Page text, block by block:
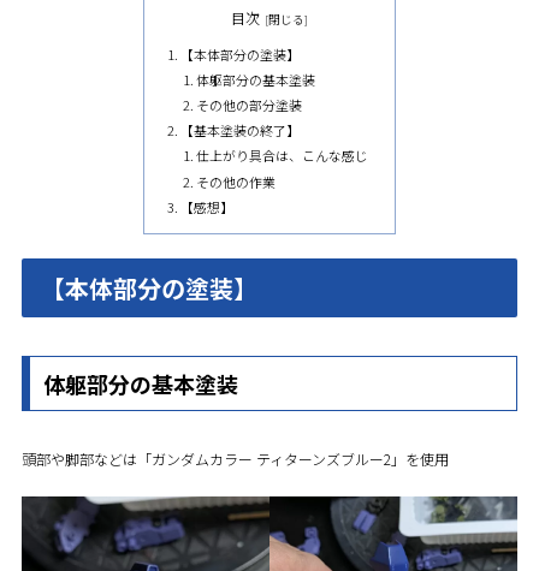
目次
【本体部分の塗装】
体躯部分の基本塗装
その他の部分塗装
【基本塗装の終了】
仕上がり具合は、こんな感じ
その他の作業
【感想】
【本体部分の塗装】
体躯部分の基本塗装
頭部や脚部などは「ガンダムカラー ティターンズブルー2」を使用